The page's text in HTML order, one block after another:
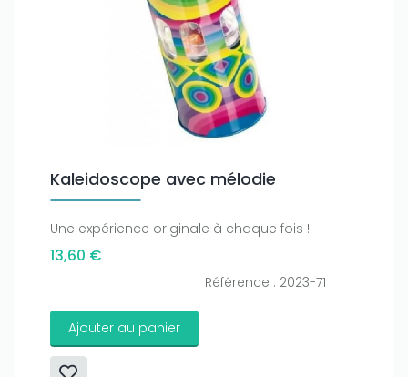
Kaleidoscope avec mélodie
Une expérience originale à chaque fois !
13,60 €
Référence : 2023-71
Ajouter au panier